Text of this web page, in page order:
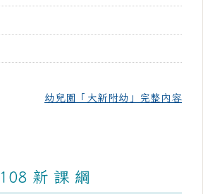
幼兒園「大新附幼」完整內容
108 新 課 綱